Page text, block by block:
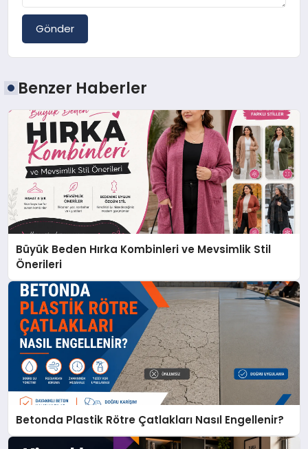
Gönder
Benzer Haberler
Büyük Beden Hırka Kombinleri ve Mevsimlik Stil
Önerileri
Betonda Plastik Rötre Çatlakları Nasıl Engellenir?